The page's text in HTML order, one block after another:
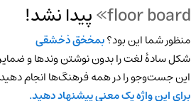
پیدا نشد!
منظور شما این بود؟بمخخق ذخشقی
شکل سادهٔ لغت را بدون نوشتن وندها و
این جست‌وجو را در همه فرهنگ‌ها انجام
برای این واژه یک معنی پیشنهاد دهید.